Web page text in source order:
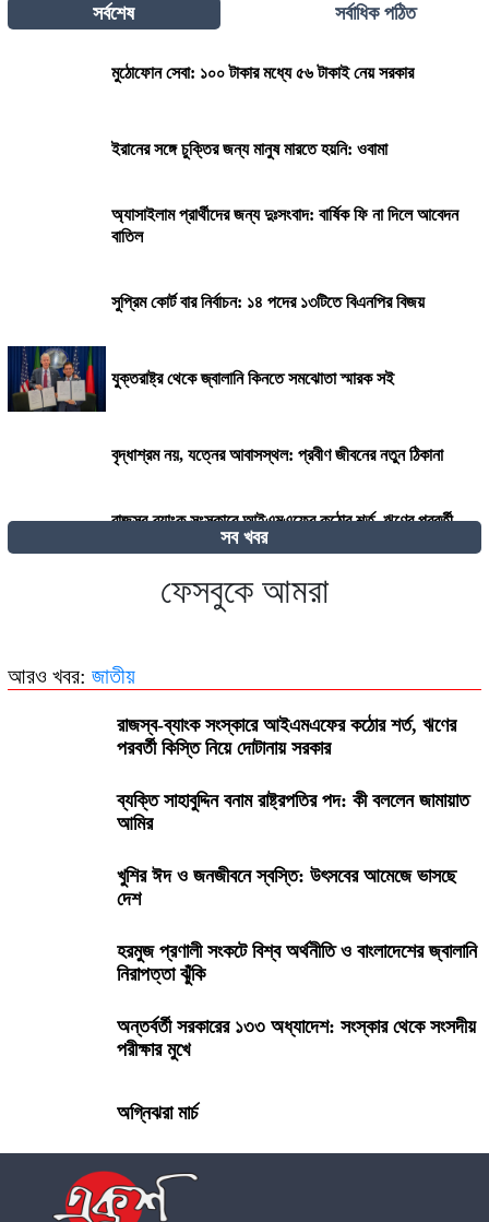
সর্বশেষ সর্বাধিক পঠিত
মুঠোফোন সেবা: ১০০ টাকার মধ্যে ৫৬ টাকাই নেয় সরকার
ইরানের সঙ্গে চুক্তির জন্য মানুষ মারতে হয়নি: ওবামা
অ্যাসাইলাম প্রার্থীদের জন্য দুঃসংবাদ: বার্ষিক ফি না দিলে আবেদন
বাতিল
সুপ্রিম কোর্ট বার নির্বাচন: ১৪ পদের ১৩টিতে বিএনপির বিজয়
যুক্তরাষ্ট্র থেকে জ্বালানি কিনতে সমঝোতা স্মারক সই
বৃদ্ধাশ্রম নয়, যত্নের আবাসস্থল: প্রবীণ জীবনের নতুন ঠিকানা
রাজস্ব-ব্যাংক সংস্কারে আইএমএফের কঠোর শর্ত, ঋণের পরবর্তী
কিস্তি নিয়ে দোটানায় সরকার
২৭০ বিলিয়ন ডলার! কার কাছে এই বিশাল ক্ষতিপূরণ চাইছে ইরান?
সব খবর
ফেসবুকে আমরা
আরও খবর: জাতীয়
রাজস্ব-ব্যাংক সংস্কারে আইএমএফের কঠোর শর্ত, ঋণের
পরবর্তী কিস্তি নিয়ে দোটানায় সরকার
ব্যক্তি সাহাবুদ্দিন বনাম রাষ্ট্রপতির পদ: কী বললেন জামায়াত
আমির
খুশির ঈদ ও জনজীবনে স্বস্তি: উৎসবের আমেজে ভাসছে
দেশ
হরমুজ প্রণালী সংকটে বিশ্ব অর্থনীতি ও বাংলাদেশের জ্বালানি
নিরাপত্তা ঝুঁকি
অন্তর্বর্তী সরকারের ১৩৩ অধ্যাদেশ: সংস্কার থেকে সংসদীয়
পরীক্ষার মুখে
অগ্নিঝরা মার্চ